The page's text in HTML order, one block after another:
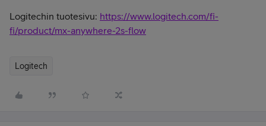
Logitechin tuotesivu: https://www.logitech.com/fi-
fi/product/mx-anywhere-2s-flow
Logitech